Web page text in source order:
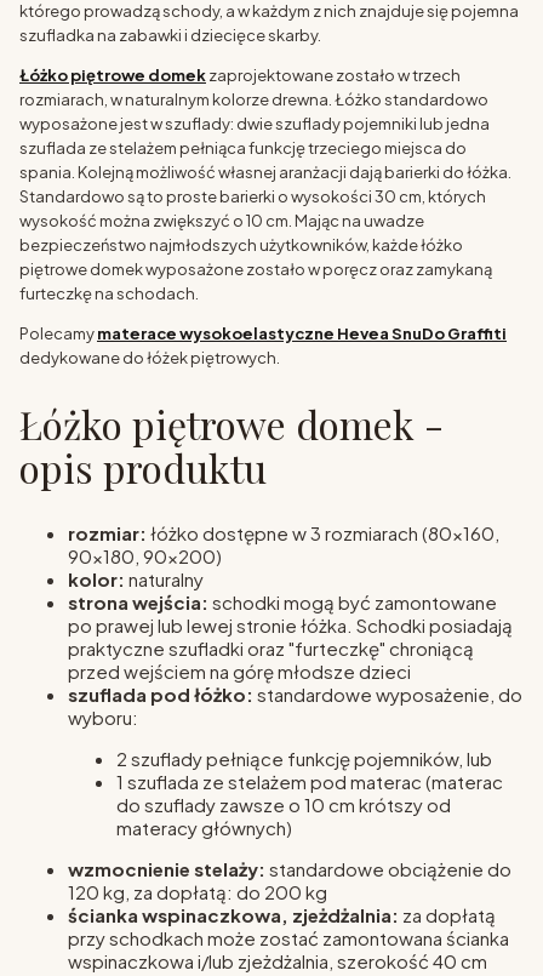
którego prowadzą schody, a w każdym z nich znajduje się pojemna
szufladka na zabawki i dziecięce skarby.
Łóżko piętrowe domekzaprojektowane zostało w trzech
rozmiarach, w naturalnym kolorze drewna. Łóżko standardowo
wyposażone jest w szuflady: dwie szuflady pojemniki lub jedna
szuflada ze stelażem pełniąca funkcję trzeciego miejsca do
spania. Kolejną możliwość własnej aranżacji dają barierki do łóżka.
Standardowo są to proste barierki o wysokości 30 cm, których
wysokość można zwiększyć o 10 cm. Mając na uwadze
bezpieczeństwo najmłodszych użytkowników, każde łóżko
piętrowe domek wyposażone zostało w poręcz oraz zamykaną
furteczkę na schodach.
Polecamymaterace wysokoelastyczne Hevea SnuDo Graffiti
dedykowane do łóżek piętrowych.
Łóżko piętrowe domek -
opis produktu
rozmiar: łóżko dostępne w 3 rozmiarach (80x160,
90x180, 90x200)
kolor: naturalny
strona wejścia: schodki mogą być zamontowane
po prawej lub lewej stronie łóżka. Schodki posiadają
praktyczne szufladki oraz "furteczkę" chroniącą
przed wejściem na górę młodsze dzieci
szuflada pod łóżko: standardowe wyposażenie, do
wyboru:
2 szuflady pełniące funkcję pojemników, lub
1 szuflada ze stelażem pod materac (materac
do szuflady zawsze o 10 cm krótszy od
materacy głównych)
wzmocnienie stelaży: standardowe obciążenie do
120 kg, za dopłatą: do 200 kg
ścianka wspinaczkowa, zjeżdżalnia: za dopłatą
przy schodkach może zostać zamontowana ścianka
wspinaczkowa i/lub zjeżdżalnia, szerokość 40 cm